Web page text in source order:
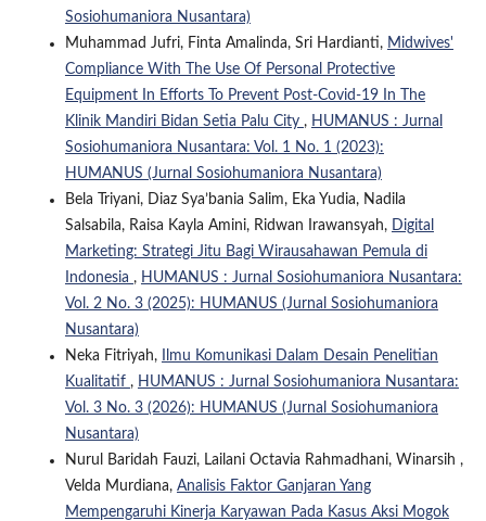
Sosiohumaniora Nusantara)
Muhammad Jufri, Finta Amalinda, Sri Hardianti, Midwives'
Compliance With The Use Of Personal Protective
Equipment In Efforts To Prevent Post-Covid-19 In The
Klinik Mandiri Bidan Setia Palu City , HUMANUS : Jurnal
Sosiohumaniora Nusantara: Vol. 1 No. 1 (2023):
HUMANUS (Jurnal Sosiohumaniora Nusantara)
Bela Triyani, Diaz Sya’bania Salim, Eka Yudia, Nadila
Salsabila, Raisa Kayla Amini, Ridwan Irawansyah, Digital
Marketing: Strategi Jitu Bagi Wirausahawan Pemula di
Indonesia , HUMANUS : Jurnal Sosiohumaniora Nusantara:
Vol. 2 No. 3 (2025): HUMANUS (Jurnal Sosiohumaniora
Nusantara)
Neka Fitriyah,
Ilmu Komunikasi Dalam Desain Penelitian
Kualitatif , HUMANUS : Jurnal Sosiohumaniora Nusantara:
Vol. 3 No. 3 (2026): HUMANUS (Jurnal Sosiohumaniora
Nusantara)
Nurul Baridah Fauzi, Lailani Octavia Rahmadhani, Winarsih ,
Velda Murdiana, Analisis Faktor Ganjaran Yang
Mempengaruhi Kinerja Karyawan Pada Kasus Aksi Mogok